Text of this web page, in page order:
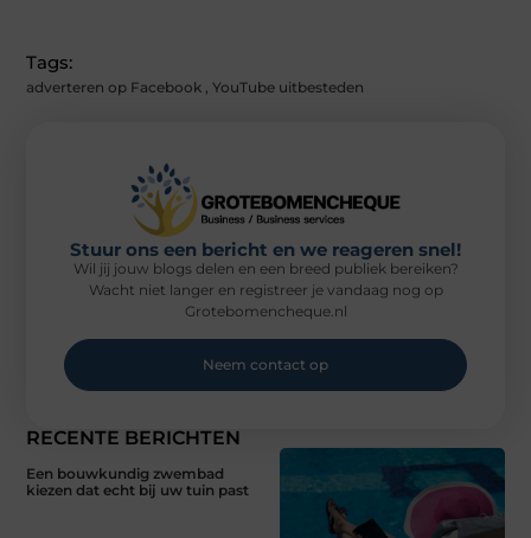
Tags:
adverteren op Facebook ,YouTube uitbesteden
RECENTE BERICHTEN
Een bouwkundig zwembad
kiezen dat echt bij uw tuin past
Stuur ons een bericht en we reageren snel!
Wil jij jouw blogs delen en een breed publiek bereiken?
Wacht niet langer en registreer je vandaag nog op
Grotebomencheque.nl
Neem contact op